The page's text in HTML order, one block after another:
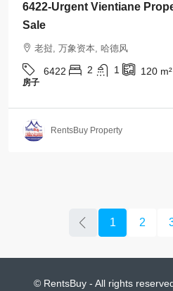
6422-Urgent Vientiane
Sale
老挝, 万象资本, 哈德风
6422 2 1 120 m²
房子
RentsBuy Property
1 2
© RentsBuy - All rights